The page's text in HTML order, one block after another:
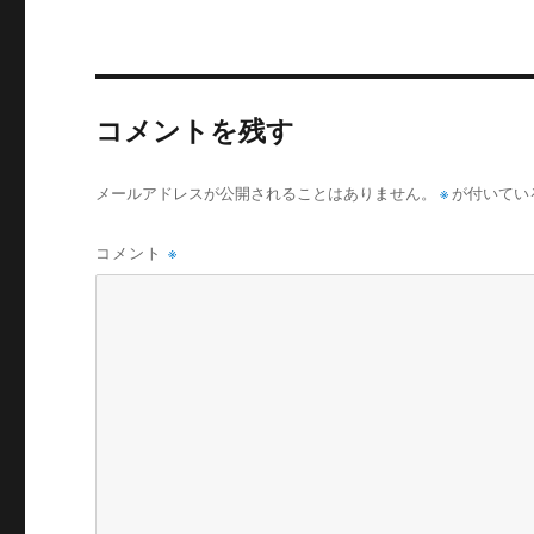
コメントを残す
メールアドレスが公開されることはありません。 ※ が付いて
コメント※